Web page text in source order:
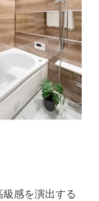
感を演出する